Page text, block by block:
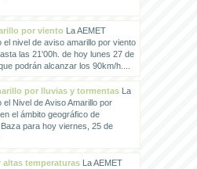
por vientoLa AEMET
el nivel de aviso amarillo por viento
las 21'00h. de hoy lunes 27 de
podrán alcanzar los 90km/h....
por lluvias y tormentasLa
Nivel de Aviso Amarillo por
el ámbito geográfico de
para hoy viernes, 25 de
altas temperaturasLa AEMET